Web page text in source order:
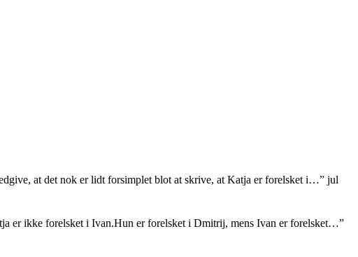
at det nok er lidt forsimplet blot at skrive, at Katja er forelsket i…” jul
er ikke forelsket i Ivan.Hun er forelsket i Dmitrij, mens Ivan er forelsket…”